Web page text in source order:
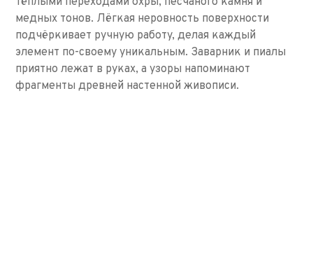
медных тонов. Лёгкая неровность поверхности
подчёркивает ручную работу, делая каждый
элемент по-своему уникальным. Заварник и пиалы
приятно лежат в руках, а узоры напоминают
фрагменты древней настенной живописи.